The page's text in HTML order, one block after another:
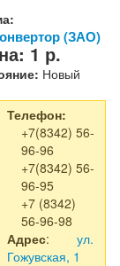
(ЗАО)
1 р.
Новый
Телефон:
+7(8342) 56-
96-96
+7(8342) 56-
96-95
+7 (8342)
56-96-98
Адрес:
ул.
Гожувская, 1